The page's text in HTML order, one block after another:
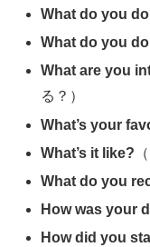
What do you
What do you
What are you
る？）
What’s your
What’s it like?
What do you
How was your
How did you